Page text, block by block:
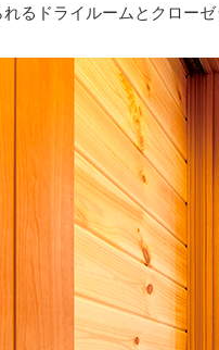
るドライルームとクローゼ